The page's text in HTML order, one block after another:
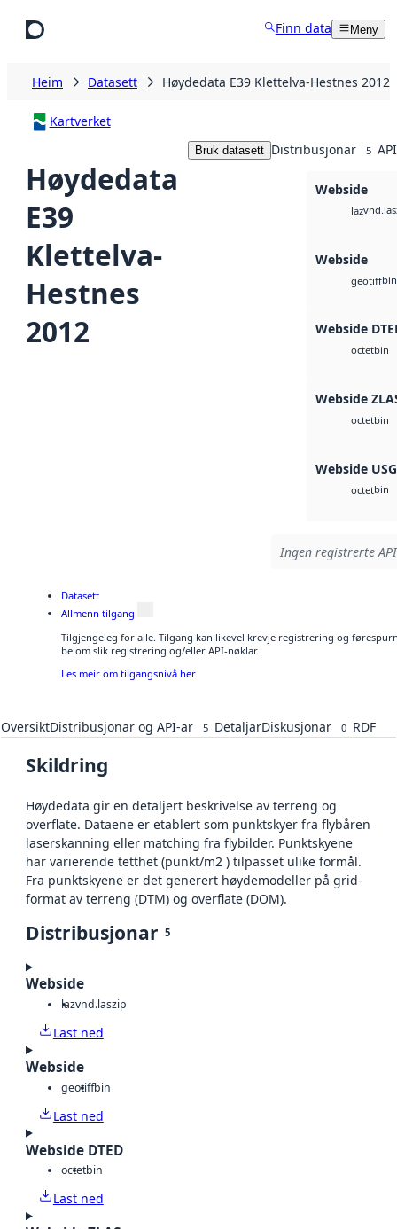
Finn data Meny
Heim Datasett Høydedata E39 Klettelva-Hestnes 2012
Kartverket
Høydedata
E39
Klettelva-
Hestnes
2012
Bruk datasett Distribusjonar 5
Webside
laz
Webside
geotiffbin
Webside
octetbin
Webside
octetbin
Webside
octetbin
Ingen registrerte
Datasett
Allmenn tilgang
Tilgjengeleg for alle. Tilgang kan likevel krevje registrering og
be om slik registrering og/eller API-nøklar.
Les meir om tilgangsnivå her
OversiktDistribusjonar og API-ar 5 DetaljarDiskusjonar 0 RDF
Skildring
Høydedata gir en detaljert beskrivelse av terreng og
overflate. Dataene er etablert som punktskyer fra flybåren
laserskanning eller matching fra flybilder. Punktskyene
har varierende tetthet (punkt/m2 ) tilpasset ulike formål.
Fra punktskyene er det generert høydemodeller på grid-
format av terreng (DTM) og overflate (DOM).
Distribusjonar 5
Webside
lazvnd.laszip
Last ned
Webside
geotiffbin
Last ned
Webside DTED
octetbin
Last ned